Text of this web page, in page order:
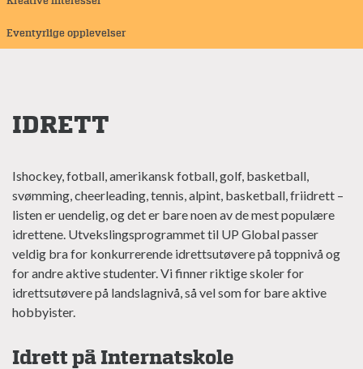
Eventyrlige opplevelser
IDRETT
Ishockey, fotball, amerikansk fotball, golf, basketball,
svømming, cheerleading, tennis, alpint, basketball, friidrett –
listen er uendelig, og det er bare noen av de mest populære
idrettene. Utvekslingsprogrammet til UP Global passer
veldig bra for konkurrerende idrettsutøvere på toppnivå og
for andre aktive studenter. Vi finner riktige skoler for
idrettsutøvere på landslagnivå, så vel som for bare aktive
hobbyister.
Idrett på Internatskole